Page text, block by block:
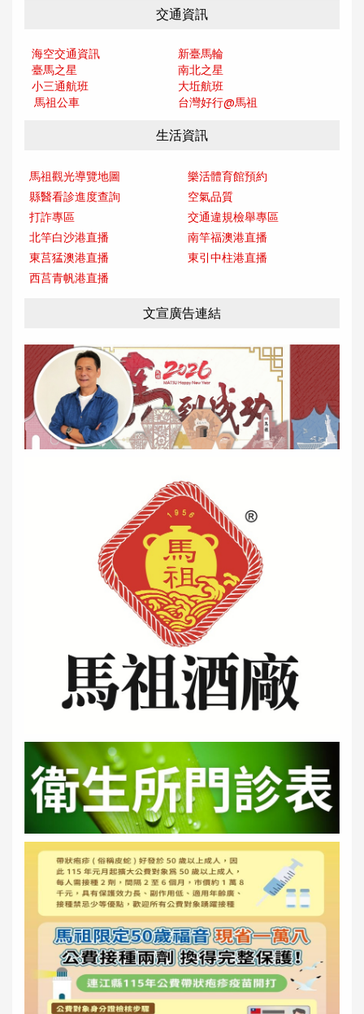
交通資訊
海空交通資訊
新臺馬輪
臺馬之星
南北之星
小三通航班
大坵航班
馬祖公車
台灣好行@馬祖
生活資訊
馬祖觀光導覽地圖
樂活體育館預約
縣醫看診進度查詢
空氣品質
打詐專區
交通違規檢舉專區
北竿白沙港直播
南竿福澳港直播
東莒猛澳港直播
東引中柱港直播
西莒青帆港直播
文宣廣告連結